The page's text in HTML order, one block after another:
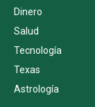
Dinero
Salud
Tecnología
Texas
Astrología